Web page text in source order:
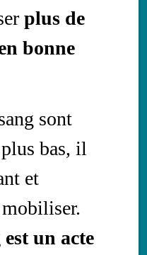
plus de
bonne
sont
bas, il
et
mobiliser.
un acte